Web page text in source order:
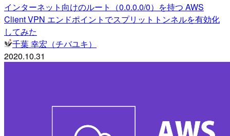
インターネット向けのルート（0.0.0.0/0）を持つ AWS
Client VPN エンドポイントでスプリットトンネルを有効化
してみた
千葉 幸宏（チバユキ）
2020.10.31